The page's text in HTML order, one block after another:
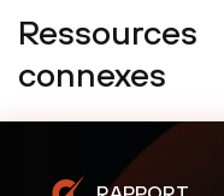
Ressources
connexes